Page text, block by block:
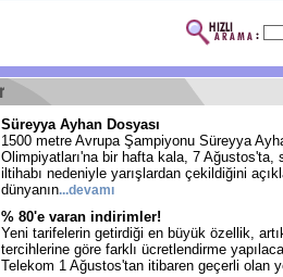
Süreyya Ayhan Dosyası
1500 metre Avrupa Şampiyonu Süreyya
Olimpiyatları'na bir hafta kala, 7 Ağustos'ta,
iltihabı nedeniyle yarışlardan çekildiğini
dünyanın...devamı
% 80'e varan indirimler!
Yeni tarifelerin getirdiği en büyük özellik,
tercihlerine göre farklı ücretlendirme
Telekom 1 Ağustos'tan itibaren geçerli olan